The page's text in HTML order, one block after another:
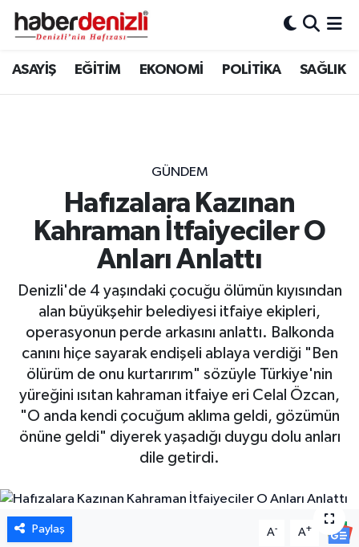
ASAYİŞ EĞİTİM EKONOMİ POLİTİKA SAĞLIK
GÜNDEM
Hafızalara Kazınan
Kahraman İtfaiyeciler O
Anları Anlattı
Denizli'de 4 yaşındaki çocuğu ölümün kıyısından
alan büyükşehir belediyesi itfaiye ekipleri,
operasyonun perde arkasını anlattı. Balkonda
canını hiçe sayarak endişeli ablaya verdiği "Ben
ölürüm de onu kurtarırım" sözüyle Türkiye'nin
yüreğini ısıtan kahraman itfaiye eri Celal Özcan,
"O anda kendi çocuğum aklıma geldi, gözümün
önüne geldi" diyerek yaşadığı duygu dolu anları
dile getirdi.
Paylaş A- A+
Denizli Nöbetçi Eczaneler
Tüm Manşetler
Son Dakika Haberleri
Haber Arşivi